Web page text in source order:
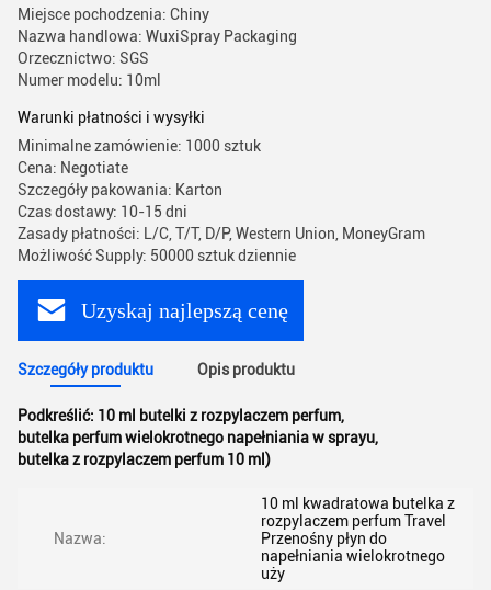
Miejsce pochodzenia: Chiny
Nazwa handlowa: WuxiSpray Packaging
Orzecznictwo: SGS
Numer modelu: 10ml
Warunki płatności i wysyłki
Minimalne zamówienie: 1000 sztuk
Cena: Negotiate
Szczegóły pakowania: Karton
Czas dostawy: 10-15 dni
Zasady płatności: L/C, T/T, D/P, Western Union, MoneyGram
Możliwość Supply: 50000 sztuk dziennie
Uzyskaj najlepszą cenę
Szczegóły produktu Opis produktu
Podkreślić: 10 ml butelki z rozpylaczem perfum,
butelka perfum wielokrotnego napełniania w sprayu,
butelka z rozpylaczem perfum 10 ml)
Nazwa:
10 ml kwadratowa butelka z
rozpylaczem perfum Travel
Przenośny płyn do
napełniania wielokrotnego
uży